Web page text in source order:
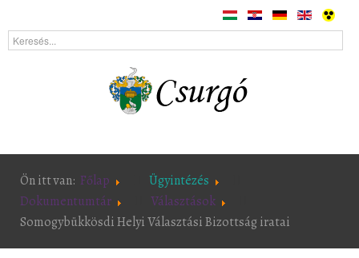
Ön itt van: Főlap
Ügyintézés
Dokumentumtár
Választások
Somogybükkösdi Helyi Választási Bizottság iratai